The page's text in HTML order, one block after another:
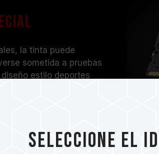
la tinta puede
sometida a pruebas
estilo deportes
se entusiasmen.
Seleccione el